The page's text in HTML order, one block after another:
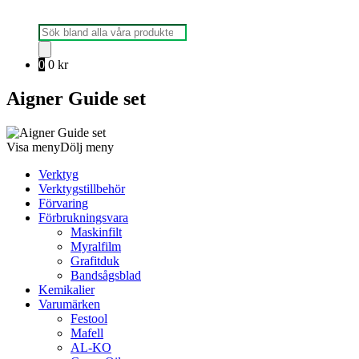
Produktsökning
0 0 kr
Aigner Guide set
Visa menyDölj meny
Verktyg
Verktygstillbehör
Förvaring
Förbrukningsvara
Maskinfilt
Myralfilm
Grafitduk
Bandsågsblad
Kemikalier
Varumärken
Festool
Mafell
AL-KO